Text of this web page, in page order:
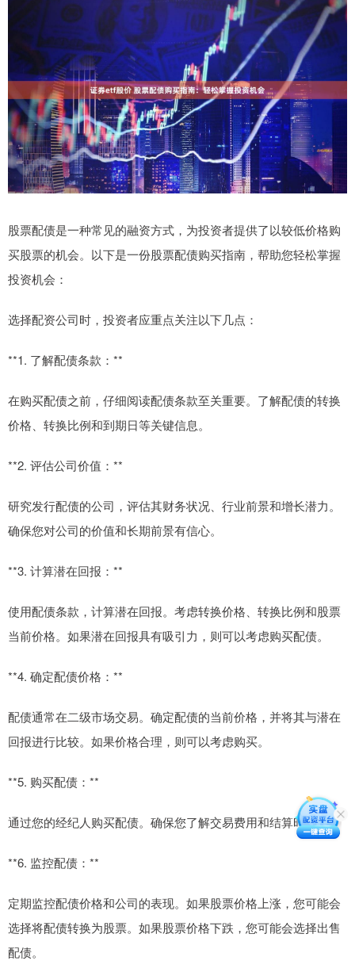
股票配债是一种常见的融资方式，为投资者提供了以较低价格购
买股票的机会。以下是一份股票配债购买指南，帮助您轻松掌握
投资机会：
选择配资公司时，投资者应重点关注以下几点：
**1. 了解配债条款：**
在购买配债之前，仔细阅读配债条款至关重要。了解配债的转换
价格、转换比例和到期日等关键信息。
**2. 评估公司价值：**
研究发行配债的公司，评估其财务状况、行业前景和增长潜力。
确保您对公司的价值和长期前景有信心。
**3. 计算潜在回报：**
使用配债条款，计算潜在回报。考虑转换价格、转换比例和股票
当前价格。如果潜在回报具有吸引力，则可以考虑购买配债。
**4. 确定配债价格：**
配债通常在二级市场交易。确定配债的当前价格，并将其与潜在
回报进行比较。如果价格合理，则可以考虑购买。
**5. 购买配债：**
通过您的经纪人购买配债。确保您了解交易费用和结算时间。
**6. 监控配债：**
定期监控配债价格和公司的表现。如果股票价格上涨，您可能会
选择将配债转换为股票。如果股票价格下跌，您可能会选择出售
配债。